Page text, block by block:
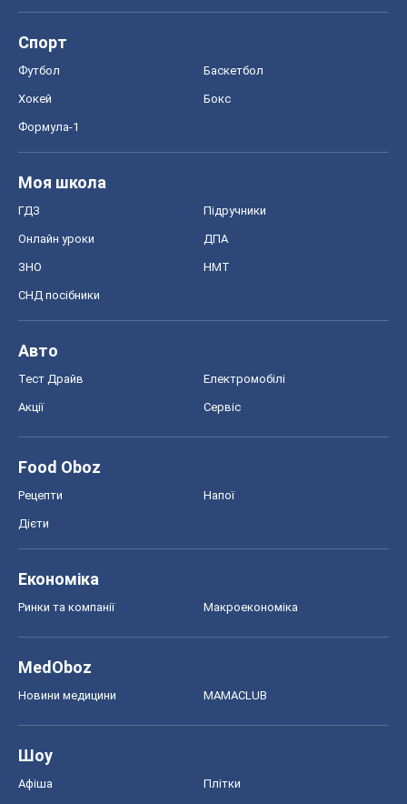
Спорт
Футбол Баскетбол
Хокей Бокс
Формула-1
Моя школа
ГДЗ Підручники
Онлайн уроки ДПА
ЗНО НМТ
СНД посібники
Авто
Тест Драйв Електромобілі
Акції Сервіс
Food Oboz
Рецепти Напої
Дієти
Економіка
Ринки та компанії Макроекономіка
MedOboz
Новини медицини MAMACLUB
Шоу
Афіша Плітки